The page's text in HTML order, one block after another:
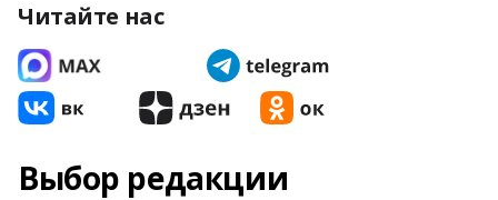
Читайте нас
Выбор редакции